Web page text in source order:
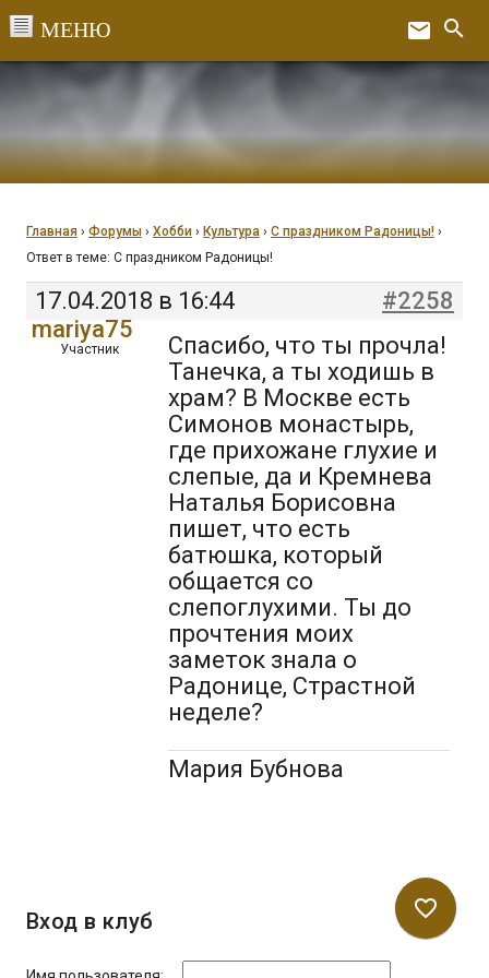
email search
Главная › Форумы › Хобби › Культура › С праздником Радоницы! ›
Ответ в теме: С праздником Радоницы!
17.04.2018 в 16:44
#2258
mariya75
Участник
Спасибо, что ты прочла!
Танечка, а ты ходишь в
храм? В Москве есть
Симонов монастырь,
где прихожане глухие и
слепые, да и Кремнева
Наталья Борисовна
пишет, что есть
батюшка, который
общается со
слепоглухими. Ты до
прочтения моих
заметок знала о
Радонице, Страстной
неделе?
Мария Бубнова
Вход в клуб favorite_border